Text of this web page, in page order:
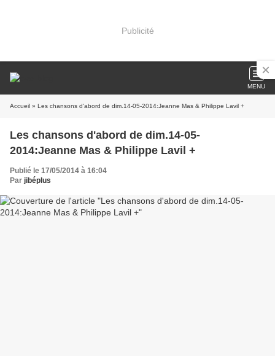
Publicité
MENU
Accueil » Les chansons d'abord de dim.14-05-2014:Jeanne Mas & Philippe Lavil +
Les chansons d'abord de dim.14-05-
2014:Jeanne Mas & Philippe Lavil +
Publié le 17/05/2014 à 16:04
Par jibéplus